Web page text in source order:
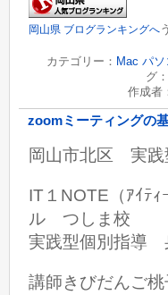
岡山県 ブログランキングへう
カテゴリー： Mac パソ
グ：
作成者
zoomミーティングの
岡山市北区 実践
IT１NOTE（ｱｲﾃｨ
ル つしま校
実践型個別指導
講師きびだんご桃